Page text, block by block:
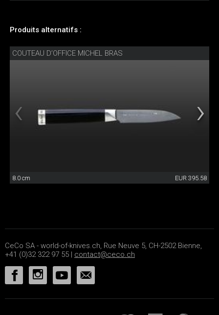
Produits alternatifs :
COUTEAU D’OFFICE MICHEL BRAS
8.0 cm EUR 395.58
CeCo SA - world-of-knives.ch, Rue Neuve 5, CH-2502 Bienne,
+41 (0)32 322 97 55 | contact@ceco.ch